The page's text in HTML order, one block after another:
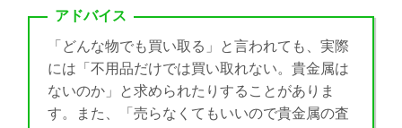
アドバイス
「どんな物でも買い取る」と言われても、実際
には「不用品だけでは買い取れない。貴金属は
ないのか」と求められたりすることがありま
す。また、「売らなくてもいいので貴金属の査